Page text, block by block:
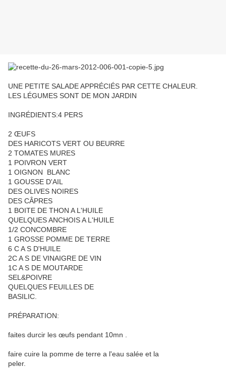
UNE PETITE SALADE APPRÉCIÉS PAR CETTE CHALEUR.
LES LÉGUMES SONT DE MON JARDIN
INGRÉDIENTS:4 PERS
2 ŒUFS
DES HARICOTS VERT OU BEURRE
2 TOMATES MURES
1 POIVRON VERT
1 OIGNON BLANC
1 GOUSSE D'AIL
DES OLIVES NOIRES
DES CÂPRES
1 BOITE DE THON A L'HUILE
QUELQUES ANCHOIS A L'HUILE
1/2 CONCOMBRE
1 GROSSE POMME DE TERRE
6 C A S D'HUILE
2C A S DE VINAIGRE DE VIN
1C A S DE MOUTARDE
SEL&POIVRE
QUELQUES FEUILLES DE
BASILIC.
PRÉPARATION:
faites durcir les œufs pendant 10mn .
faire cuire la pomme de terre a l'eau salée et la
peler.